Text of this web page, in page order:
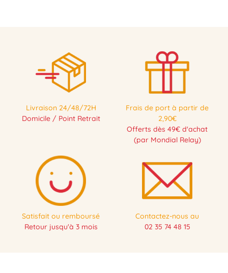
Livraison 24/48/72H
Domicile / Point Retrait
Frais de port à partir de
2,90€
Offerts dès 49€ d'achat
(par Mondial Relay)
Satisfait ou remboursé
Retour jusqu'à 3 mois
Contactez-nous au
02 35 74 48 15